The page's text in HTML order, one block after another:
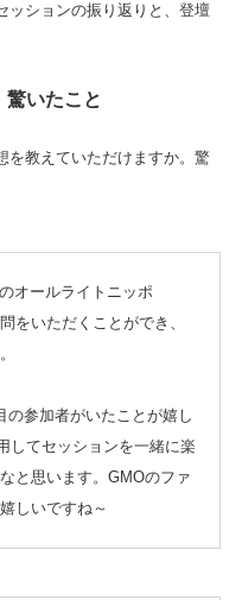
ッションの振り返りと、登壇
驚いたこと
を教えていただけますか。驚
オールライトニッポ
をいただくことができ、
の参加者がいたことが嬉し
してセッションを一緒に楽
と思います。GMOのファ
しいですね～